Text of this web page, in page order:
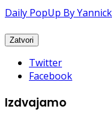
Daily PopUp By
Twitter
Facebook
Izdvajamo